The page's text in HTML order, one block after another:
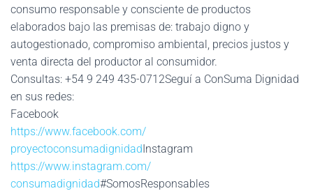
consumo responsable y consciente de productos
elaborados bajo las premisas de: trabajo digno y
autogestionado, compromiso ambiental, precios justos y
venta directa del productor al consumidor.
Consultas: +54 9 249 435-0712Seguí a ConSuma Dignidad
en sus redes:
Facebook
https://www.facebook.com/
proyectoconsumadignidadInstagram
https://www.instagram.com/
consumadignidad#SomosResponsables